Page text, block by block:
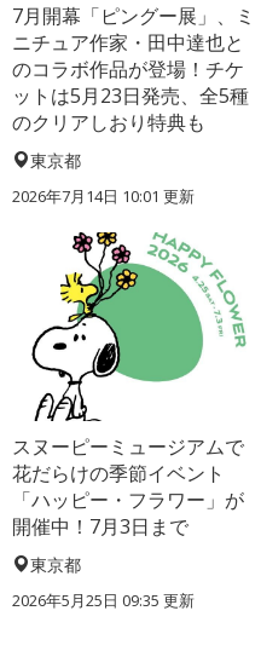
7月開幕「ピングー展」、ミ
ニチュア作家・田中達也と
のコラボ作品が登場！チケ
ットは5月23日発売、全5種
のクリアしおり特典も
東京都
2026年7月14日 10:01 更新
スヌーピーミュージアムで
花だらけの季節イベント
「ハッピー・フラワー」が
開催中！7月3日まで
東京都
2026年5月25日 09:35 更新